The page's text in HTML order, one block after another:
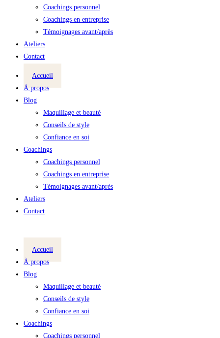
Coachings personnel
Coachings en entreprise
Témoignages avant/après
Ateliers
Contact
Accueil
À propos
Blog
Maquillage et beauté
Conseils de style
Confiance en soi
Coachings
Coachings personnel
Coachings en entreprise
Témoignages avant/après
Ateliers
Contact
Accueil
À propos
Blog
Maquillage et beauté
Conseils de style
Confiance en soi
Coachings
Coachings personnel